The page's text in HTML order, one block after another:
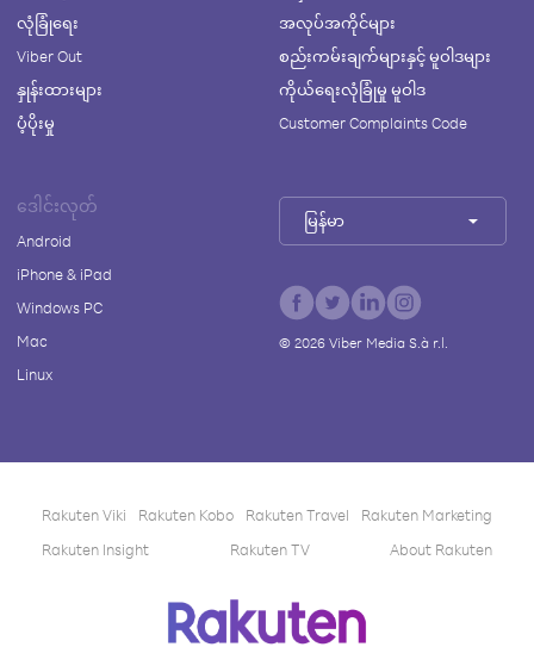
လုံခြုံရေး
Viber Out
နှုန်းထားများ
ပံ့ပိုးမှု
အလုပ်အကိုင်များ
စည်းကမ်းချက်များနှင့် မူဝါဒများ
ကိုယ်ရေးလုံခြုံမှု မူဝါဒ
Customer Complaints Code
ဒေါင်းလုတ်
Android
iPhone & iPad
Windows PC
Mac
Linux
မြန်မာ
© 2026Viber Media S.à r.l.
Rakuten Viki Rakuten Kobo Rakuten Travel
Rakuten Marketing
Rakuten Insight
Rakuten TV About Rakuten